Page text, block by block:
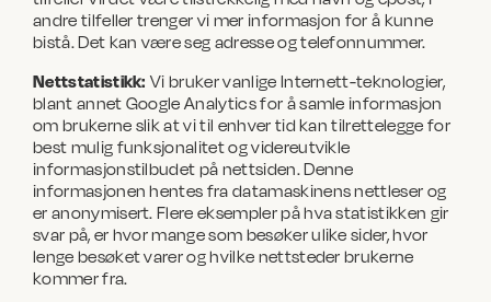
andre tilfeller trenger vi mer informasjon for å kunne
bistå. Det kan være seg adresse og telefonnummer.
Nettstatistikk:Vi bruker vanlige Internett-teknologier,
blant annet Google Analytics for å samle informasjon
om brukerne slik at vi til enhver tid kan tilrettelegge for
best mulig funksjonalitet og videreutvikle
informasjonstilbudet på nettsiden. Denne
informasjonen hentes fra datamaskinens nettleser og
er anonymisert. Flere eksempler på hva statistikken gir
svar på, er hvor mange som besøker ulike sider, hvor
lenge besøket varer og hvilke nettsteder brukerne
kommer fra.